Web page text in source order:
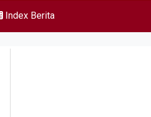
Index Berita